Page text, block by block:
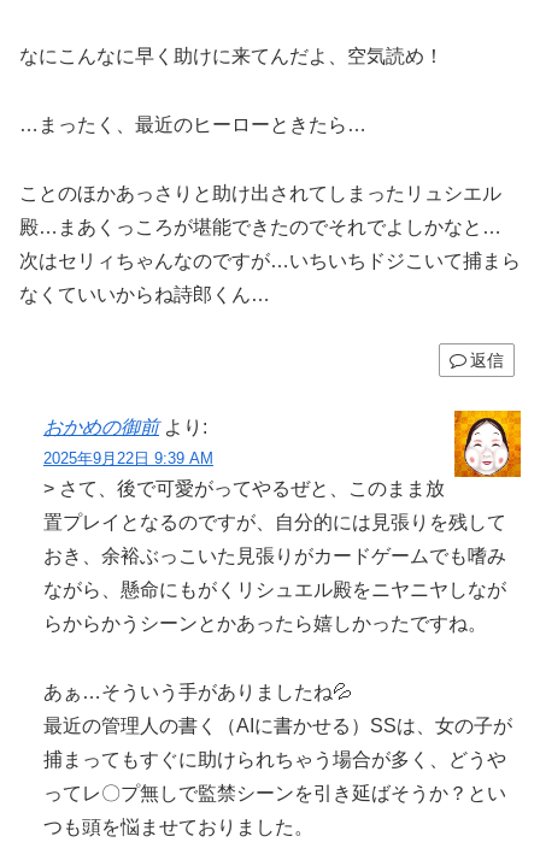
なにこんなに早く助けに来てんだよ、空気読め！
…まったく、最近のヒーローときたら…
ことのほかあっさりと助け出されてしまったリュシエル
殿…まあくっころが堪能できたのでそれでよしかなと…
次はセリィちゃんなのですが…いちいちドジこいて捕まら
なくていいからね詩郎くん…
返信
おかめの御前 より:
2025年9月22日 9:39 AM
> さて、後で可愛がってやるぜと、このまま放
置プレイとなるのですが、自分的には見張りを残して
おき、余裕ぶっこいた見張りがカードゲームでも嗜み
ながら、懸命にもがくリシュエル殿をニヤニヤしなが
らからかうシーンとかあったら嬉しかったですね。
あぁ…そういう手がありましたね💦
最近の管理人の書く（AIに書かせる）SSは、女の子が
捕まってもすぐに助けられちゃう場合が多く、どうや
ってレ〇プ無しで監禁シーンを引き延ばそうか？とい
つも頭を悩ませておりました。